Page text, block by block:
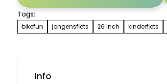
Tags:
bikefun jongensfiets 26 inch kinderfiets
Info